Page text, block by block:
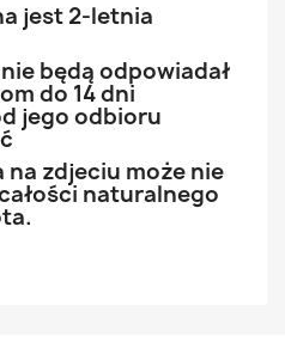
jest 2-letnia
będą odpowiadał
do 14 dni
jego odbioru
zdjeciu może nie
naturalnego